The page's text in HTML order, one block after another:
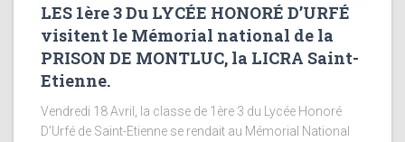
LES 1ère 3 Du LYCÉE HONORÉ D’URFÉ
visitent le Mémorial national de la
PRISON DE MONTLUC, la LICRA Saint-
Etienne.
Vendredi 18 Avril, la classe de 1ère 3 du Lycée Honoré
D’Urfé de Saint-Etienne se rendait au Mémorial National